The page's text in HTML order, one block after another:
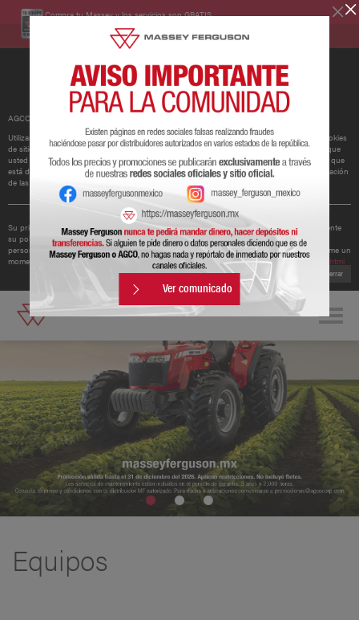
Compra tu Massey y los servicios son GRATIS.
AGCO ha actualizado su política de cookies.
Utilizamos cookies para mejorar y personalizar nuestros sitios y servicios. Esto incluye cookies
de sitios web de redes sociales de terceros, que pueden realizar un seguimiento del uso que
usted hace de nuestro sitio web. Si continúa sin cambiar su configuración, supondremos que
está dispuesto a recibir todas las cookies en nuestro sitio web. Puede cambiar la configuración
de las cookies en cualquier momento.
Obtener más información
Su privacidad es importante para nosotros. Por lo tanto, AGCO ha actualizado recientemente
su política de privacidad para ofrecerle una mejor comprensión de los tipos de datos
personales que recopilamos de usted y cómo los utilizamos. Le recomendamos que se tome un
momento para leer la política actualizada disponible enhttp://www.agcocorp.com/privacy.html
Cerrar
Ver comunicado
Equipos